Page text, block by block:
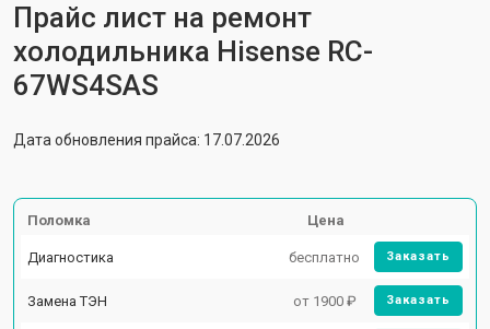
Прайс лист на ремонт
холодильника Hisense RC-
67WS4SAS
Дата обновления прайса: 17.07.2026
Поломка Цена
Диагностика бесплатно Заказать
Замена ТЭН от 1900 ₽ Заказать